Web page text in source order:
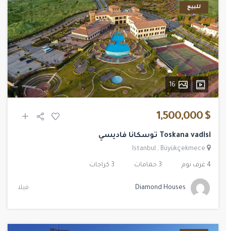
للبيع
16
$ 1,500,000
Toskana vadisi توسكانا فاديسي
Istanbul , Büyükçekmece
4 غرف نوم 3 حمامات 3 كراجات
Diamond Houses فيلا